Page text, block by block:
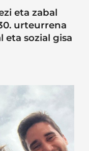
eta zabal
urteurrena
sozial gisa